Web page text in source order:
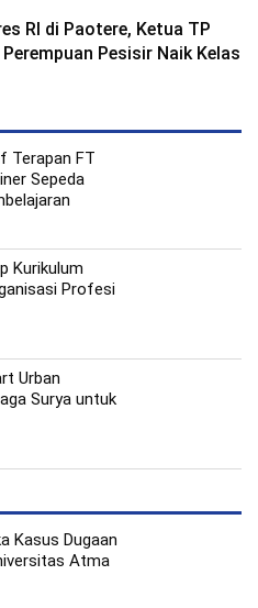
RI di Paotere, Ketua TP
Pesisir Naik Kelas
Terapan FT
Sepeda
Kurikulum
Profesi
Urban
Surya untuk
Kasus Dugaan
Atma